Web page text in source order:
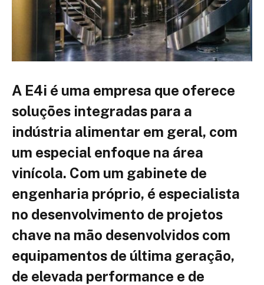
A E4i é uma empresa que oferece
soluções integradas para a
indústria alimentar em geral, com
um especial enfoque na área
vinícola. Com um gabinete de
engenharia próprio, é especialista
no desenvolvimento de projetos
chave na mão desenvolvidos com
equipamentos de última geração,
de elevada performance e de